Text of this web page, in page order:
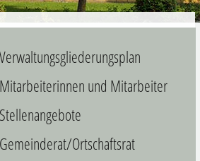
Verwaltungsgliederungsplan
Mitarbeiterinnen und Mitarbeiter
Stellenangebote
Gemeinderat/Ortschaftsrat